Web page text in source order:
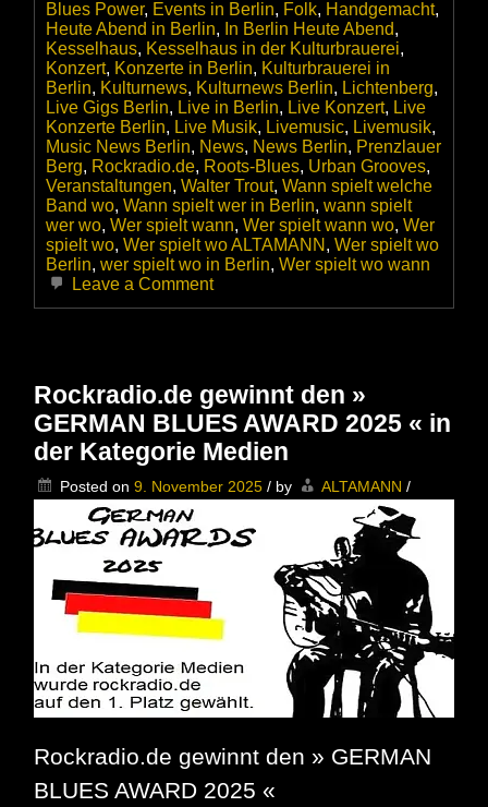
Blues Power, Events in Berlin, Folk, Handgemacht,
Heute Abend in Berlin, In Berlin Heute Abend,
Kesselhaus, Kesselhaus in der Kulturbrauerei,
Konzert, Konzerte in Berlin, Kulturbrauerei in
Berlin, Kulturnews, Kulturnews Berlin, Lichtenberg,
Live Gigs Berlin, Live in Berlin, Live Konzert, Live
Konzerte Berlin, Live Musik, Livemusic, Livemusik,
Music News Berlin, News, News Berlin, Prenzlauer
Berg, Rockradio.de, Roots-Blues, Urban Grooves,
Veranstaltungen, Walter Trout, Wann spielt welche
Band wo, Wann spielt wer in Berlin, wann spielt
wer wo, Wer spielt wann, Wer spielt wann wo, Wer
spielt wo, Wer spielt wo ALTAMANN , Wer spielt wo
Berlin, wer spielt wo in Berlin, Wer spielt wo wann
Leave a Commenton
im
im
Kesselhaus
Berlin
Blues
Herz,
Seele
präsentiert
Rockradio.de
Rockradio.de gewinnt den »
GERMAN BLUES AWARD 2025 « in
der Kategorie Medien
Posted on 9. November 2025 / by ALTAMANN /
Rockradio.de gewinnt den » GERMAN
BLUES AWARD 2025 «